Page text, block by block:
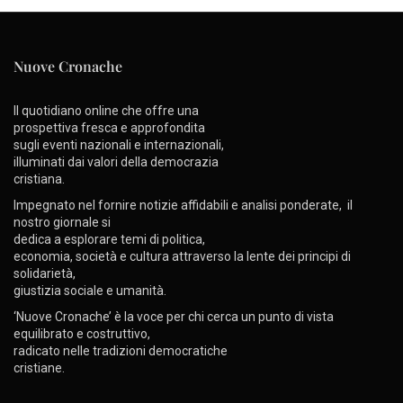
Nuove Cronache
Il quotidiano online che offre una
prospettiva fresca e approfondita
sugli eventi nazionali e internazionali,
illuminati dai valori della democrazia
cristiana.
Impegnato nel fornire notizie affidabili e analisi ponderate, il
nostro giornale si
dedica a esplorare temi di politica,
economia, società e cultura attraverso la lente dei principi di
solidarietà,
giustizia sociale e umanità.
‘Nuove Cronache’ è la voce per chi cerca un punto di vista
equilibrato e costruttivo,
radicato nelle tradizioni democratiche
cristiane.